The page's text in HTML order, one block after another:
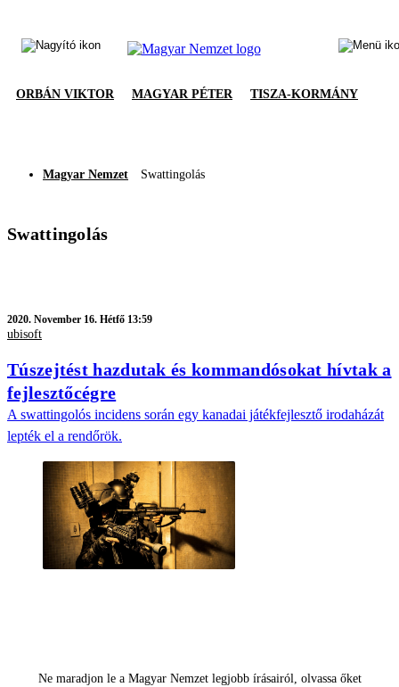
ORBÁN VIKTOR MAGYAR PÉTER TISZA-KORMÁNY
Magyar Nemzet Swattingolás
Swattingolás
2020. November 16. Hétfő 13:59
ubisoft
Túszejtést hazdutak és kommandósokat hívtak a
fejlesztőcégre
A swattingolós incidens során egy kanadai játékfejlesztő irodaházát
lepték el a rendőrök.
Ne maradjon le a Magyar Nemzet legjobb írásairól, olvassa őket